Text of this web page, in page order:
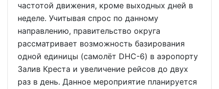
частотой движения, кроме выходных дней в
неделе. Учитывая спрос по данному
направлению, правительство округа
рассматривает возможность базирования
одной единицы (самолёт DHC-6) в аэропорту
Залив Креста и увеличение рейсов до двух
раз в день. Данное мероприятие планируется